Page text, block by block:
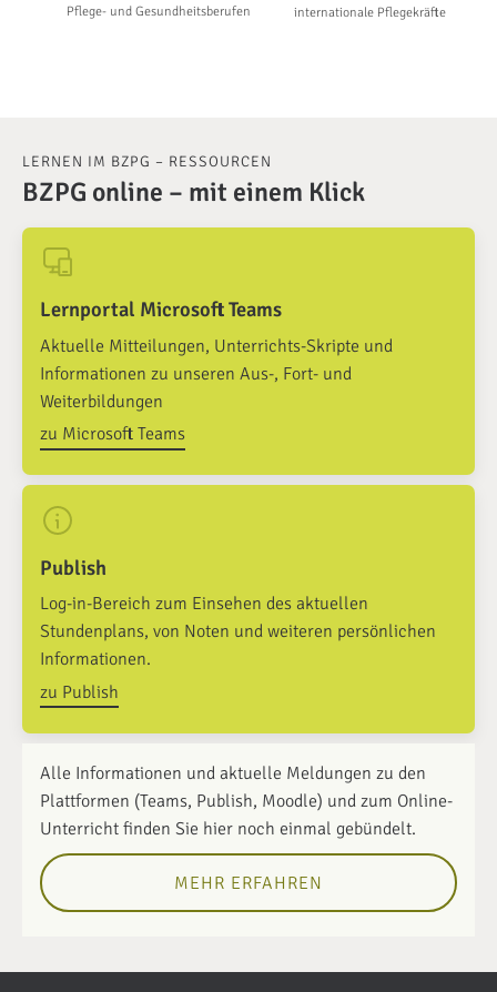
Pflege- und Gesundheitsberufen
internationale Pflegekräfte
LERNEN IM BZPG – RESSOURCEN
BZPG online – mit einem Klick
Lernportal Microsoft Teams
Aktuelle Mitteilungen, Unterrichts-Skripte und
Informationen zu unseren Aus-, Fort- und
Weiterbildungen
zu Microsoft Teams
Publish
Log-in-Bereich zum Einsehen des aktuellen
Stundenplans, von Noten und weiteren persönlichen
Informationen.
zu Publish
Alle Informationen und aktuelle Meldungen zu den
Plattformen (Teams, Publish, Moodle) und zum Online-
Unterricht finden Sie hier noch einmal gebündelt.
MEHR ERFAHREN